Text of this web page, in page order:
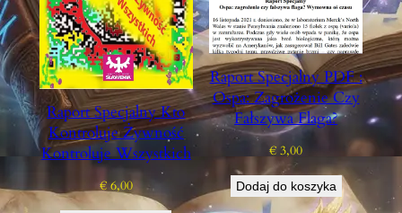
Raport Specjalny Kto
Kontroluje Żywność
Kontroluje Wszystkich
€6,00
Raport Specjalny PDF :
Ospa: Zagrożenie Czy
Fałszywa Flaga?
€ 3,00
Dodaj do koszyka